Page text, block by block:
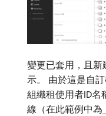
變更已套用，且新
示。 由於這是自
組織租使用者ID名
線（在此範例中為